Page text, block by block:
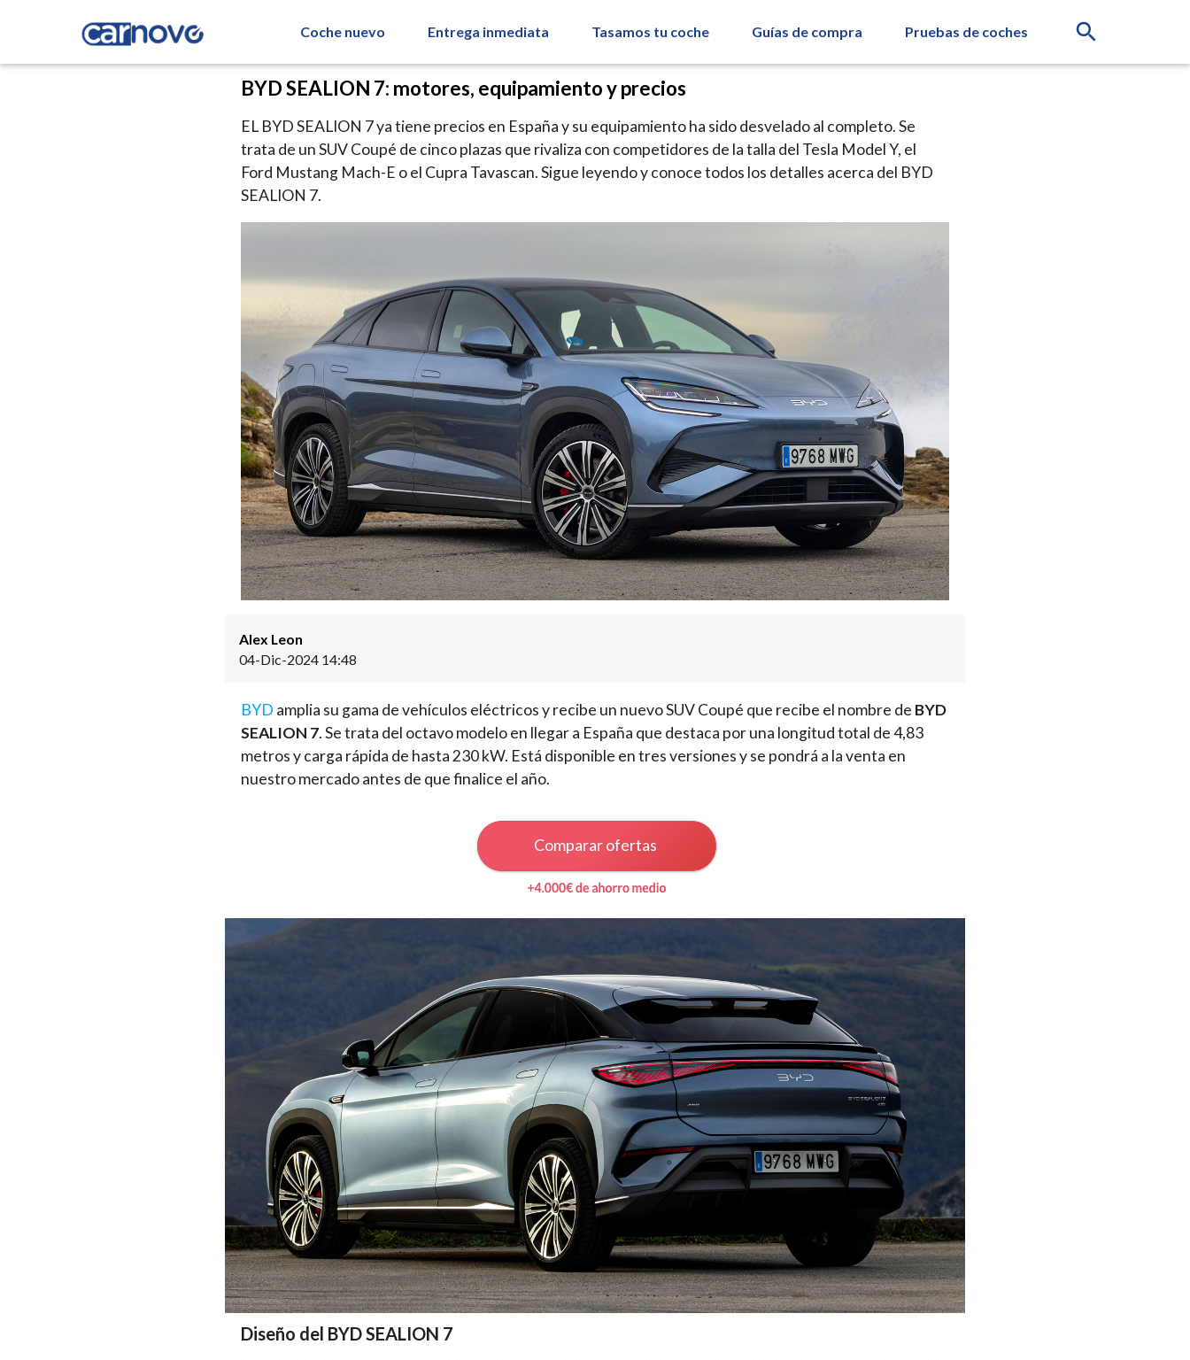
search
Coche nuevo Entrega inmediata Tasamos tu coche Guías de compra Pruebas de coches
BYD SEALION 7: motores, equipamiento y precios
EL BYD SEALION 7 ya tiene precios en España y su equipamiento ha sido desvelado al completo. Se
trata de un SUV Coupé de cinco plazas que rivaliza con competidores de la talla del Tesla Model Y, el
Ford Mustang Mach-E o el Cupra Tavascan. Sigue leyendo y conoce todos los detalles acerca del BYD
SEALION 7.
Alex Leon
04-Dic-2024 14:48
BYD amplia su gama de vehículos eléctricos y recibe un nuevo SUV Coupé que recibe el nombre de BYD
SEALION 7. Se trata del octavo modelo en llegar a España que destaca por una longitud total de 4,83
metros y carga rápida de hasta 230 kW. Está disponible en tres versiones y se pondrá a la venta en
nuestro mercado antes de que finalice el año.
Comparar ofertas
Diseño del BYD SEALION 7